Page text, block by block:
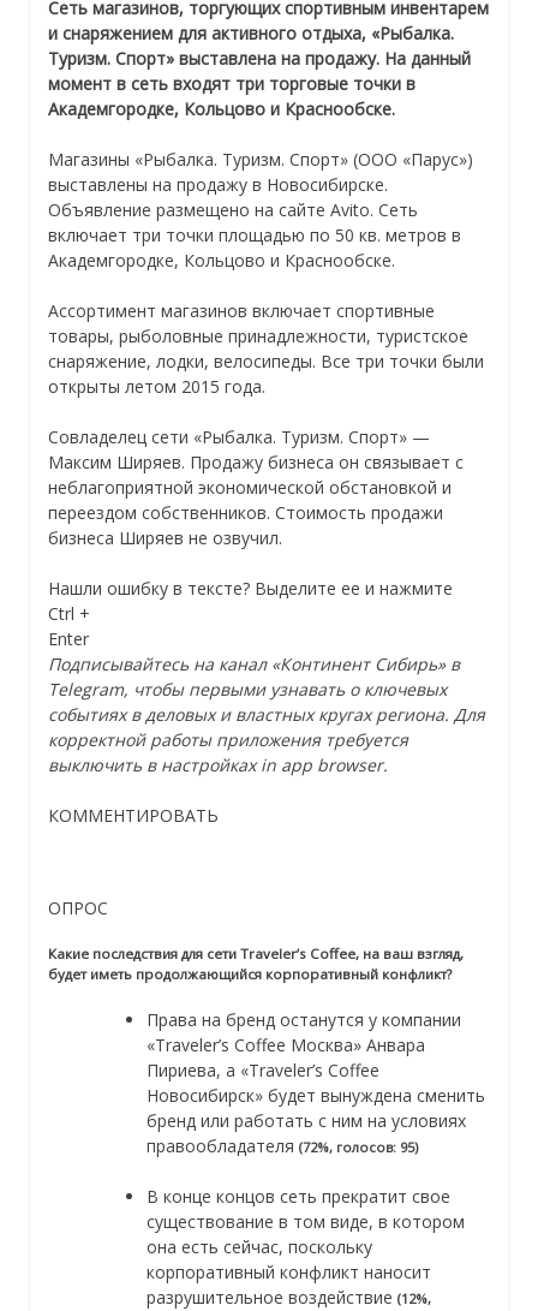
Сеть магазинов, торгующих спортивным инвентарем
и снаряжением для активного отдыха, «Рыбалка.
Туризм. Спорт» выставлена на продажу. На данный
момент в сеть входят три торговые точки в
Академгородке, Кольцово и Краснообске.
Магазины «Рыбалка. Туризм. Спорт» (ООО «Парус»)
выставлены на продажу в Новосибирске.
Объявление размещено на сайте Avito. Сеть
включает три точки площадью по 50 кв. метров в
Академгородке, Кольцово и Краснообске.
Ассортимент магазинов включает спортивные
товары, рыболовные принадлежности, туристское
снаряжение, лодки, велосипеды. Все три точки были
открыты летом 2015 года.
Совладелец сети «Рыбалка. Туризм. Спорт» —
Максим Ширяев. Продажу бизнеса он связывает с
неблагоприятной экономической обстановкой и
переездом собственников. Стоимость продажи
бизнеса Ширяев не озвучил.
Нашли ошибку в тексте? Выделите ее и нажмите
Ctrl +
Enter
Подписывайтесь на канал «Континент Сибирь» в
Telegram, чтобы первыми узнавать о ключевых
событиях в деловых и властных кругах региона. Для
корректной работы приложения требуется
выключить в настройках in app browser.
КОММЕНТИРОВАТЬ
ОПРОС
Какие последствия для сети Traveler’s Coffee, на ваш взгляд,
будет иметь продолжающийся корпоративный конфликт?
Права на бренд останутся у компании
«Traveler’s Coffee Москва» Анвара
Пириева, а «Traveler’s Coffee
Новосибирск» будет вынуждена сменить
бренд или работать с ним на условиях
правообладателя (72%, голосов: 95)
В конце концов сеть прекратит свое
существование в том виде, в котором
она есть сейчас, поскольку
корпоративный конфликт наносит
разрушительное воздействие (12%,